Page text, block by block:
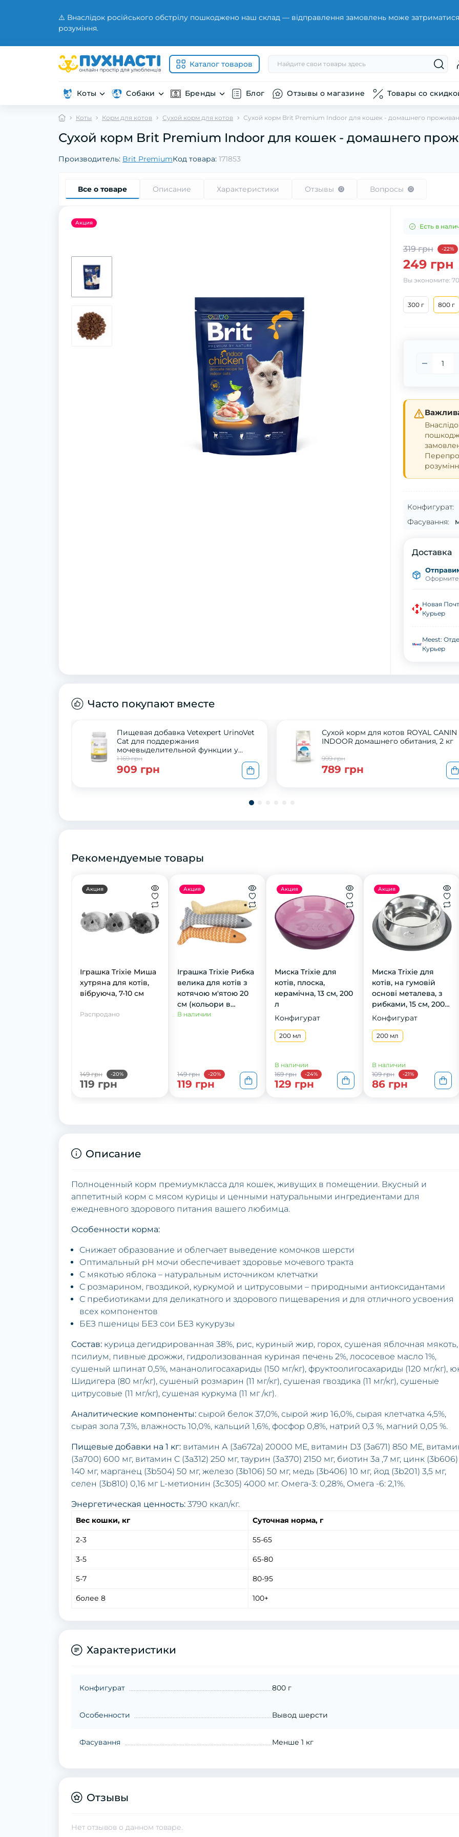
⚠️ Внаслідок російського обстрілу пошкоджено наш склад — відправлення замовлень може затриматися
розуміння.
Каталог товаров
Коты Собаки Бренды Блог Отзывы о магазине Товары со
Коты Корм для котов Сухой корм для котов Сухой корм Brit Premium Indoor для кошек - домашнего
Сухой корм Brit Premium Indoor для кошек - домашнего
Производитель: Brit PremiumКод товара: 171853
Все о товаре Описание Характеристики Отзывы 0 Вопросы 0
Акция Есть в
319 грн -22%
249 грн
Вы экономите:
300 г 800 г
Конфигурат:
Фасування:
Доставка
Отправим
Оформите
Новая
Курьер
Meest:
Курьер
Часто покупают вместе
Пищевая добавка Vetexpert UrinoVet
Cat для поддержания
мочевыделительной функции у
кошек, 45 капс.
1 169 грн
909 грн
Сухой корм для котов ROYAL CANIN
INDOOR домашнего обитания, 2 кг
999 грн
789 грн
Рекомендуемые товары
Акция
Іграшка Trixie Миша
хутряна для котів,
вібруюча, 7-10 см
Распродано
149 грн -20%
119 грн
Акция
Іграшка Trixie Рибка
велика для котів з
котячою м'ятою 20
см (кольори в
асортименті)
В наличии
149 грн -20%
119 грн
Акция
Миска Trixie для
котів, плоска,
керамічна, 13 см, 200
л
Конфигурат
200 мл
В наличии
169 грн
-24%
129 грн
Акция
Миска Trixie для
котів, на гумовій
основі металева, з
рибками, 15 см, 200
мл
Конфигурат
200 мл
В наличии
109 грн
-21%
86 грн
Описание
Полноценный корм премиумкласса для кошек, живущих в помещении. Вкусный и
аппетитный корм с мясом курицы и ценными натуральными ингредиентами для
ежедневного здорового питания вашего любимца.
Особенности корма:
Снижает образование и облегчает выведение комочков шерсти
Оптимальный pH мочи обеспечивает здоровье мочевого тракта
С мякотью яблока – натуральным источником клетчатки
С розмарином, гвоздикой, куркумой и цитрусовыми – природными антиоксидантами
С пребиотиками для деликатного и здорового пищеварения и для отличного усвоения
всех компонентов
БЕЗ пшеницы БЕЗ сои БЕЗ кукурузы
Состав: курица дегидрированная 38%, рис, куриный жир, горох, сушеная яблочная мякоть,
псилиум, пивные дрожжи, гидролизованная куриная печень 2%, лососевое масло 1%,
сушеный шпинат 0,5%, мананолигосахариды (150 мг/кг), фруктоолигосахариды (120 мг/кг),
Шидигера (80 мг/кг), сушеный розмарин (11 мг/кг), сушеная гвоздика (11 мг/кг), сушеные
цитрусовые (11 мг/кг), сушеная куркума (11 мг /кг).
Аналитические компоненты: сырой белок 37,0%, сырой жир 16,0%, сырая клетчатка 4,5%,
сырая зола 7,3%, влажность 10,0%, кальций 1,6%, фосфор 0,8%, натрий 0,3 %, магний 0,05 %.
Пищевые добавки на 1 кг: витамин А (3a672a) 20000 МЕ, витамин D3 (3a671) 850 МЕ,
(3a700) 600 мг, витамин C (3a312) 250 мг, таурин (3a370) 2150 мг, биотин 3a ,7 мг, цинк (3b606)
140 мг, марганец (3b504) 50 мг, железо (3b106) 50 мг, медь (3b406) 10 мг, йод (3b201) 3,5 мг,
селен (3b810) 0,16 мг L-метионин (3c305) 4000 мг. Омега-3: 0,28%, Омега -6: 2,1%.
Энергетическая ценность: 3790 ккал/кг.
Вес кошки, кг Суточная норма, г
2-3 55-65
3-5 65-80
5-7 80-95
более 8 100+
Характеристики
Конфигурат 800 г
Особенности Вывод шерсти
Фасування Менше 1 кг
Отзывы
Нет отзывов о данном товаре.